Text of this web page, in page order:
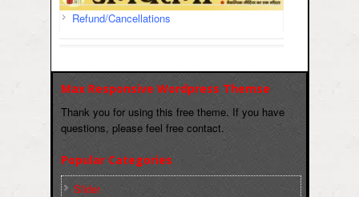
Refund/Cancellations
Max Responsive Wordpress Themse
Thank you for using this free theme. If you have
questions, please feel free contact.
Popular Categories
Slider